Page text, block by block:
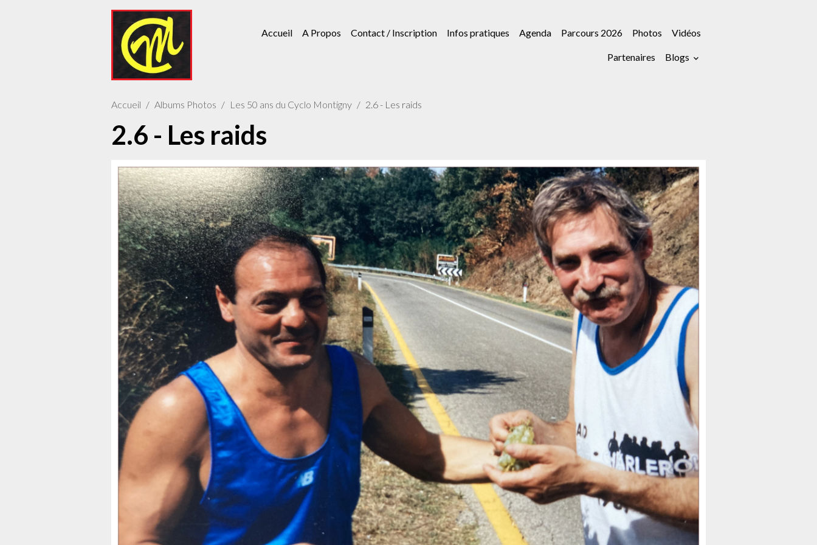
Accueil A Propos Contact / Inscription Infos pratiques Agenda Parcours 2026 Photos Vidéos
Partenaires Blogs
Accueil Albums Photos Les 50 ans du Cyclo Montigny 2.6 - Les raids
2.6 - Les raids